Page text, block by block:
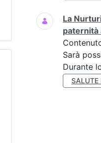
La
paternità
Sarà
Durante
SALUTE